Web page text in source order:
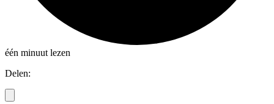
één minuut lezen
Delen: